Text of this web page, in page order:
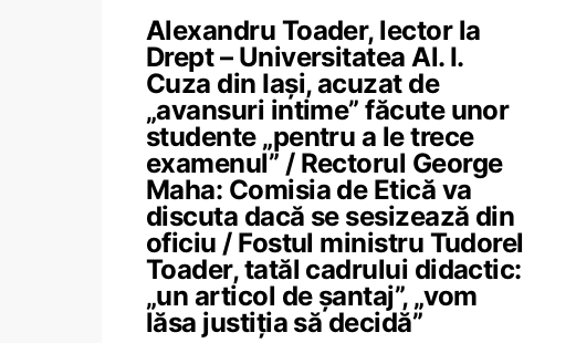
Alexandru Toader, lector la
Drept – Universitatea Al. I.
Cuza din Iași, acuzat de
„avansuri intime” făcute unor
studente „pentru a le trece
examenul” / Rectorul George
Maha: Comisia de Etică va
discuta dacă se sesizează din
oficiu / Fostul ministru Tudorel
Toader, tatăl cadrului didactic:
„un articol de șantaj”, „vom
lăsa justiția să decidă”